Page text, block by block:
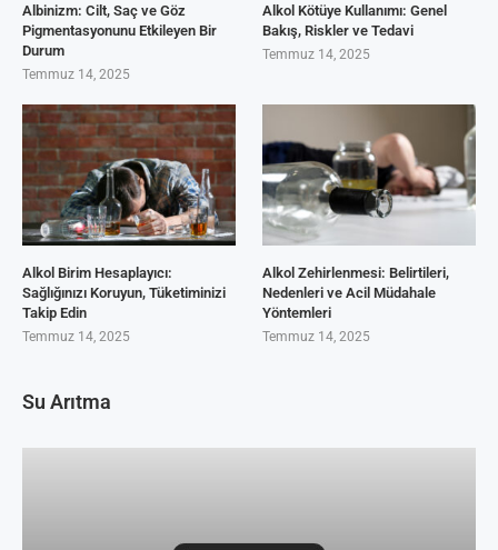
Albinizm: Cilt, Saç ve Göz
Pigmentasyonunu Etkileyen Bir
Durum
Temmuz 14, 2025
Alkol Kötüye Kullanımı: Genel
Bakış, Riskler ve Tedavi
Temmuz 14, 2025
Alkol Birim Hesaplayıcı:
Sağlığınızı Koruyun, Tüketiminizi
Takip Edin
Temmuz 14, 2025
Alkol Zehirlenmesi: Belirtileri,
Nedenleri ve Acil Müdahale
Yöntemleri
Temmuz 14, 2025
Su Arıtma